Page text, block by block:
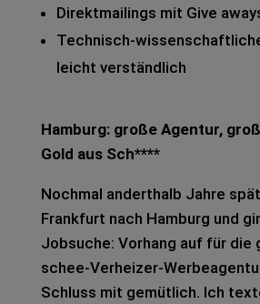
Direkt­mai­lings mit Give
Tech­nisch-
leicht ver­ständ­lich
Ham­burg: große Agen­tur,
Gold aus Sch****
Noch­mal andert­halb Jahre
Frank­furt nach Ham­burg und
Job­su­che: Vor­hang auf für die
schee-Ver­hei­zer-
Schluss mit gemüt­lich. Ich